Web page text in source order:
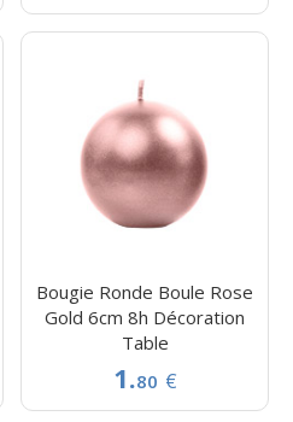
Bougie Ronde Boule Rose
Gold 6cm 8h Décoration
Table
1.80 €